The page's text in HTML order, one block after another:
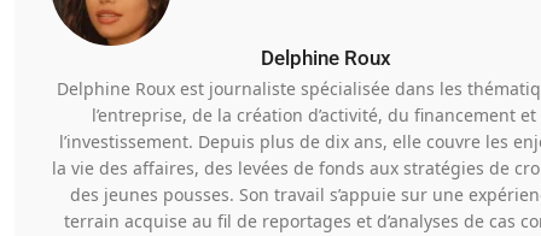
Delphine Roux
Delphine Roux est journaliste spécialisée dans les
l’entreprise, de la création d’activité, du financement et
l’investissement. Depuis plus de dix ans, elle couvre les
la vie des affaires, des levées de fonds aux stratégies de
des jeunes pousses. Son travail s’appuie sur une
terrain acquise au fil de reportages et d’analyses de cas